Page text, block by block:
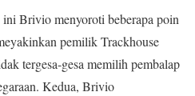
Brivio menyoroti beberapa poin
pemilik Trackhouse
tergesa-gesa memilih pembalap
Kedua, Brivio